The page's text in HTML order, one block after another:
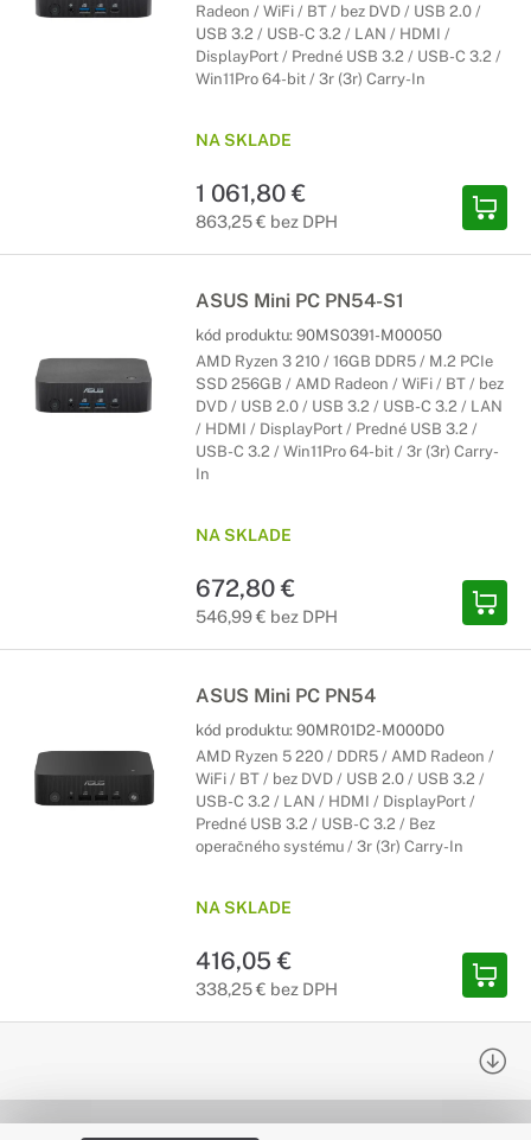
Radeon / WiFi / BT / bez DVD / USB 2.0 /
USB 3.2 / USB-C 3.2 / LAN / HDMI /
DisplayPort / Predné USB 3.2 / USB-C 3.2 /
Win11Pro 64-bit / 3r (3r) Carry-In
NA SKLADE
1 061,80 €
863,25 € bez DPH
ASUS Mini PC PN54-S1
kód produktu: 90MS0391-M00050
AMD Ryzen 3 210 / 16GB DDR5 / M.2 PCIe
SSD 256GB / AMD Radeon / WiFi / BT / bez
DVD / USB 2.0 / USB 3.2 / USB-C 3.2 / LAN
/ HDMI / DisplayPort / Predné USB 3.2 /
USB-C 3.2 / Win11Pro 64-bit / 3r (3r) Carry-
In
NA SKLADE
672,80 €
546,99 € bez DPH
ASUS Mini PC PN54
kód produktu: 90MR01D2-M000D0
AMD Ryzen 5 220 / DDR5 / AMD Radeon /
WiFi / BT / bez DVD / USB 2.0 / USB 3.2 /
USB-C 3.2 / LAN / HDMI / DisplayPort /
Predné USB 3.2 / USB-C 3.2 / Bez
operačného systému / 3r (3r) Carry-In
NA SKLADE
416,05 €
338,25 € bez DPH